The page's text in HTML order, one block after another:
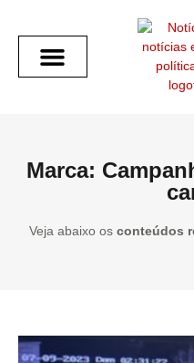
Marca:
Veja abaixo os conteúdos